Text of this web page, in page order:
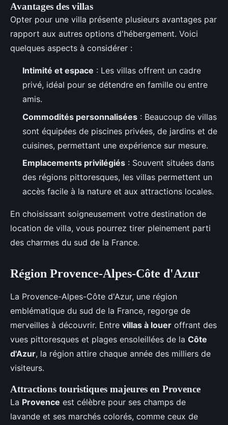
Avantages des villas
Opter pour une villa présente plusieurs avantages par
rapport aux autres options d'hébergement. Voici
quelques aspects à considérer :
Intimité et espace : Les villas offrent un cadre
privé, idéal pour se détendre en famille ou entre
amis.
Commodités personnalisées : Beaucoup de villas
sont équipées de piscines privées, de jardins et de
cuisines, permettant une expérience sur mesure.
Emplacements privilégiés : Souvent situées dans
des régions pittoresques, les villas permettent un
accès facile à la nature et aux attractions locales.
En choisissant soigneusement votre destination de
location de villa, vous pourrez tirer pleinement parti
des charmes du sud de la France.
Région Provence-Alpes-Côte d'Azur
La Provence-Alpes-Côte d'Azur, une région
emblématique du sud de la France, regorge de
merveilles à découvrir. Entre villas à louer offrant des
vues pittoresques et plages ensoleillées de la Côte
d'Azur, la région attire chaque année des milliers de
visiteurs.
Attractions touristiques majeures en Provence
La Provence est célèbre pour ses champs de
lavande et ses marchés colorés, comme ceux de